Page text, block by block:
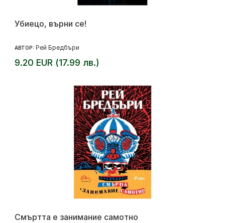
Убиецо, върни се!
АВТОР: Рей Бредбъри
9.20 EUR (17.99 лв.)
Смъртта е занимание самотно